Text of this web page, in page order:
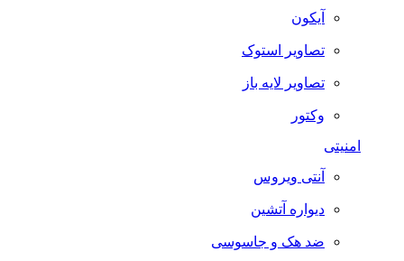
آیکون
تصاویر استوک
تصاویر لایه باز
وکتور
امنیتی
آنتی ویروس
دیواره آتشین
ضد هک و جاسوسی